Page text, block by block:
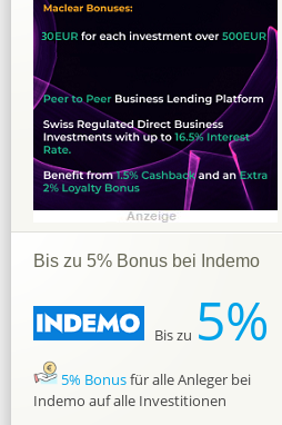
Bis zu 5% Bonus bei Indemo
Bis zu 5%
5% Bonusfür alle Anleger bei
Indemo auf alle Investitionen